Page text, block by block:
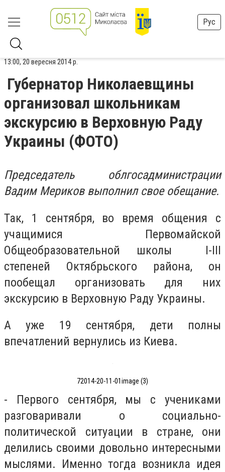
Рус
13:00, 20 вересня 2014 р.
Губернатор Николаевщины
организовал школьникам
экскурсию в Верховную Раду
Украины (ФОТО)
Председатель облгосадминистрации
Вадим Мериков выполнил свое обещание.
Так, 1 сентября, во время общения с
учащимися Первомайской
Общеобразовательной школы I-III
степеней Октябрьского района, он
пообещал организовать для них
экскурсию в Верховную Раду Украины.
А уже 19 сентября, дети полны
впечатлений вернулись из Киева.
72014-20-11-01image (3)
- Первого сентября, мы с учениками
разговаривали о социально-
политической ситуации в стране, они
делились своими довольно интересными
мыслями. Именно тогда возникла идея